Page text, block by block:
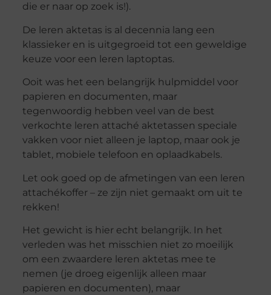
die er naar op zoek is!).
De leren aktetas is al decennia lang een
klassieker en is uitgegroeid tot een geweldige
keuze voor een leren laptoptas.
Ooit was het een belangrijk hulpmiddel voor
papieren en documenten, maar
tegenwoordig hebben veel van de best
verkochte leren attaché aktetassen speciale
vakken voor niet alleen je laptop, maar ook je
tablet, mobiele telefoon en oplaadkabels.
Let ook goed op de afmetingen van een leren
attachékoffer – ze zijn niet gemaakt om uit te
rekken!
Het gewicht is hier echt belangrijk. In het
verleden was het misschien niet zo moeilijk
om een zwaardere leren aktetas mee te
nemen (je droeg eigenlijk alleen maar
papieren en documenten), maar